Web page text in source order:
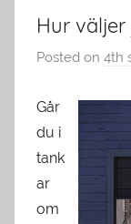
Hur
Posted on 4th
Går
du i
tank
ar
om